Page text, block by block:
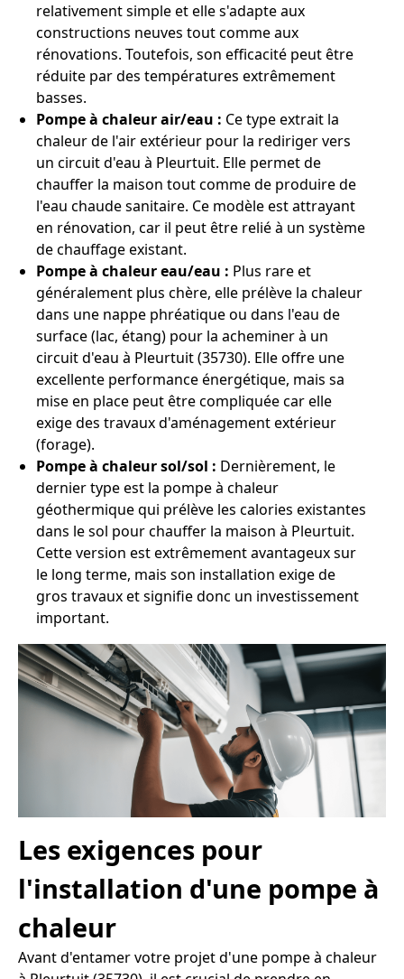
relativement simple et elle s'adapte aux
constructions neuves tout comme aux
rénovations. Toutefois, son efficacité peut être
réduite par des températures extrêmement
basses.
Pompe à chaleur air/eau : Ce type extrait la
chaleur de l'air extérieur pour la rediriger vers
un circuit d'eau à Pleurtuit. Elle permet de
chauffer la maison tout comme de produire de
l'eau chaude sanitaire. Ce modèle est attrayant
en rénovation, car il peut être relié à un système
de chauffage existant.
Pompe à chaleur eau/eau : Plus rare et
généralement plus chère, elle prélève la chaleur
dans une nappe phréatique ou dans l'eau de
surface (lac, étang) pour la acheminer à un
circuit d'eau à Pleurtuit (35730). Elle offre une
excellente performance énergétique, mais sa
mise en place peut être compliquée car elle
exige des travaux d'aménagement extérieur
(forage).
Pompe à chaleur sol/sol : Dernièrement, le
dernier type est la pompe à chaleur
géothermique qui prélève les calories existantes
dans le sol pour chauffer la maison à Pleurtuit.
Cette version est extrêmement avantageux sur
le long terme, mais son installation exige de
gros travaux et signifie donc un investissement
important.
Les exigences pour
l'installation d'une pompe à
chaleur
Avant d'entamer votre projet d'une pompe à chaleur